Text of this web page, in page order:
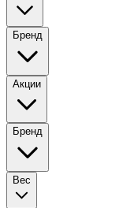
Бренд
Акции
Бренд
Вес